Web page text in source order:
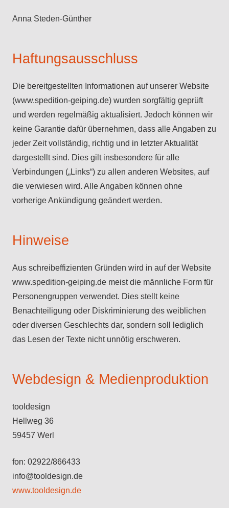
Anna Steden-Günther
Haftungsausschluss
Die bereitgestellten Informationen auf unserer Website
(www.spedition-geiping.de) wurden sorgfältig geprüft
und werden regelmäßig aktualisiert. Jedoch können wir
keine Garantie dafür übernehmen, dass alle Angaben zu
jeder Zeit vollständig, richtig und in letzter Aktualität
dargestellt sind. Dies gilt insbesondere für alle
Verbindungen („Links“) zu allen anderen Websites, auf
die verwiesen wird. Alle Angaben können ohne
vorherige Ankündigung geändert werden.
Hinweise
Aus schreibeffizienten Gründen wird in auf der Website
www.spedition-geiping.de meist die männliche Form für
Personengruppen verwendet. Dies stellt keine
Benachteiligung oder Diskriminierung des weiblichen
oder diversen Geschlechts dar, sondern soll lediglich
das Lesen der Texte nicht unnötig erschweren.
Webdesign & Medienproduktion
tooldesign
Hellweg 36
59457 Werl
fon: 02922/866433
info@tooldesign.de
www.tooldesign.de